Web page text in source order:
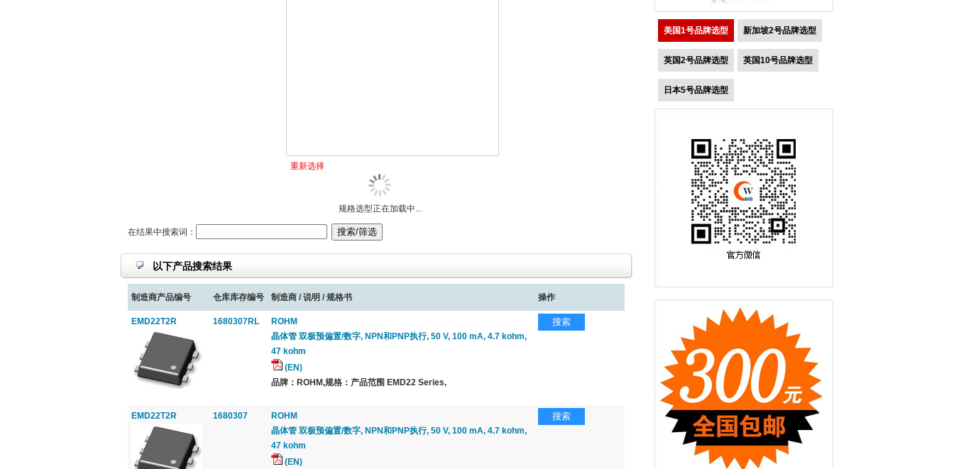
重新选择
规格选型正在加载中...
在结果中搜索词：
以下产品搜索结果
制造商产品编号 仓库库存编号 制造商 / 说明 / 规格书 操作
EMD22T2R 1680307RL
ROHM
晶体管 双极预偏置/数字, NPN和PNP执行, 50 V, 100 mA, 4.7 kohm,
47 kohm
(EN)
品牌：ROHM,规格：产品范围 EMD22 Series,
搜索
EMD22T2R 1680307
ROHM
晶体管 双极预偏置/数字, NPN和PNP执行, 50 V, 100 mA, 4.7 kohm,
47 kohm
(EN)
搜索
美国1号品牌选型 新加坡2号品牌选型
英国2号品牌选型 英国10号品牌选型
日本5号品牌选型